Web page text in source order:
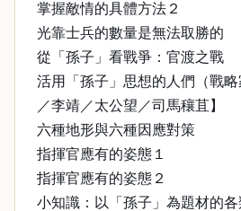
掌握敵情的具體方法２
光靠士兵的數量是無法取勝的
從「孫子」看戰爭：官渡之戰
活用「孫子」思想的人們（戰
／李靖／太公望／司馬穰苴】
六種地形與六種因應對策
指揮官應有的姿態１
指揮官應有的姿態２
小知識：以「孫子」為題材的